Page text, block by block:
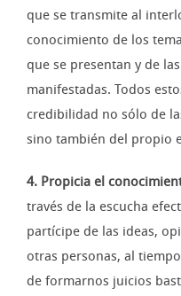
que se transmite al
conocimiento de los
que se presentan y de
manifestadas. Todos
credibilidad no sólo de
sino también del propio
4. Propicia el
través de la escucha
partícipe de las ideas,
otras personas, al
de formarnos juicios